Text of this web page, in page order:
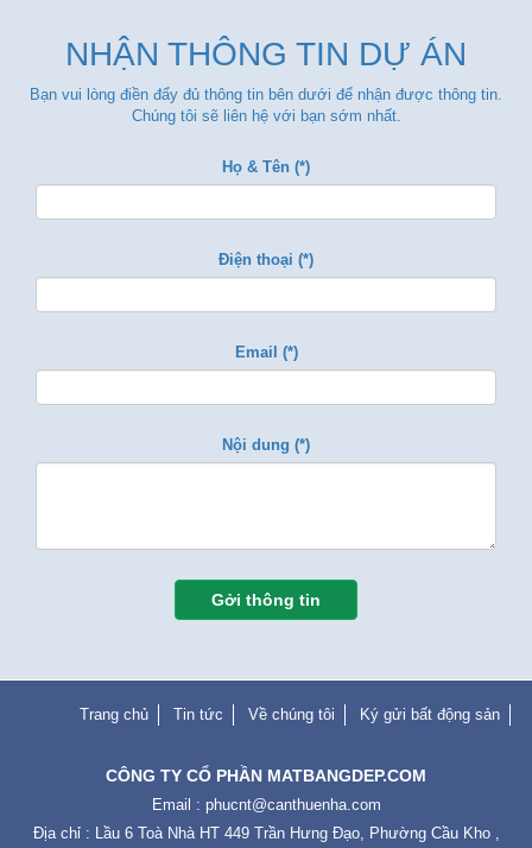
NHẬN THÔNG TIN DỰ ÁN
Bạn vui lòng điền đẩy đủ thông tin bên dưới để nhận được thông tin.
Chúng tôi sẽ liên hệ với bạn sớm nhất.
Họ & Tên (*)
Điện thoại (*)
Email (*)
Nội dung (*)
Gởi thông tin
Trang chủ Tin tức Về chúng tôi Ký gửi bất động sản
CÔNG TY CỔ PHẦN MATBANGDEP.COM
Email : phucnt@canthuenha.com
Địa chỉ : Lầu 6 Toà Nhà HT 449 Trần Hưng Đạo, Phường Cầu Kho ,